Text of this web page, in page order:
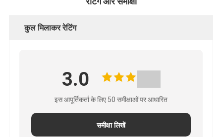
कुल मिलाकर रेटिंग
3.0
इस आपूर्तिकर्ता के लिए 50 समीक्षाओं पर आधारित
समीक्षा लिखें